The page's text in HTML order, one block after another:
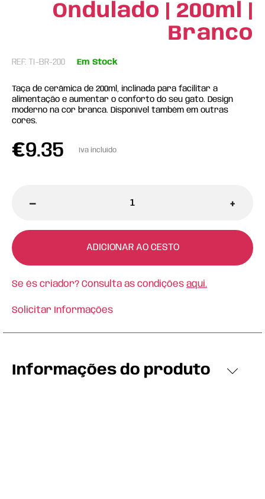
Ondulado | 200ml |
Branco
REF: TI-BR-200 Em Stock
Taça de cerâmica de 200ml, inclinada para facilitar a
alimentação e aumentar o conforto do seu gato. Design
moderno na cor branca. Disponível também em outras
cores.
€9.35 Iva incluído
- +
ADICIONAR AO CESTO
Se és criador? Consulta as condições aqui.
Solicitar Informações
Informações do produto